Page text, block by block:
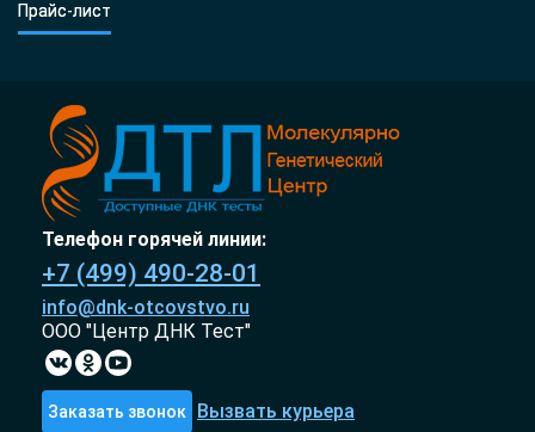
Прайс-лист
Телефон горячей линии:
+7 (499) 490-28-01
info@dnk-otcovstvo.ru
ООО "Центр ДНК Тест"
Заказать звонок Вызвать курьера